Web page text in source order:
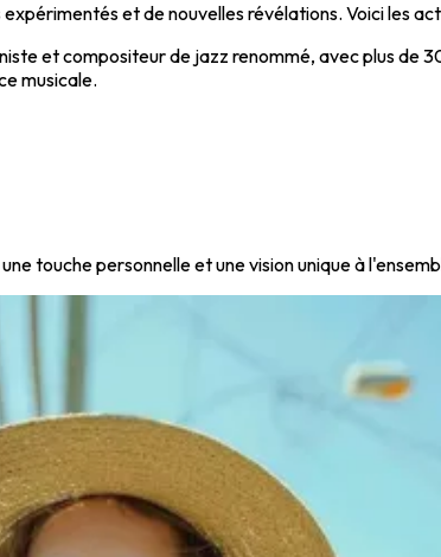
et de nouvelles révélations. Voici les
et compositeur de jazz renommé, avec plus de
musicale.
touche personnelle et une vision unique à